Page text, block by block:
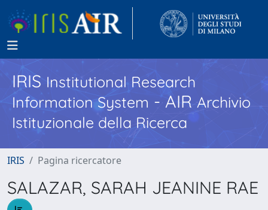
IRISInstitutional Research
Information System - AIR Archivio
Istituzionale della Ricerca
IRIS Pagina ricercatore
SALAZAR, SARAH JEANINE RAE